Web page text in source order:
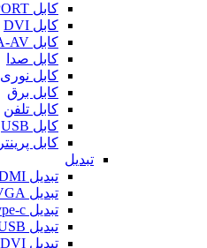
کابل DISPLAY PORT
کابل DVI
کابل RCA-AV
کابل صدا
کابل نوری
کابل برق
کابل تلفن
کابل USB
کابل پرینتر
تبدیل
تبدیل HDMI
تبدیل VGA
تبدیل type-c
تبدیل USB به LAN
تبدیل DVI